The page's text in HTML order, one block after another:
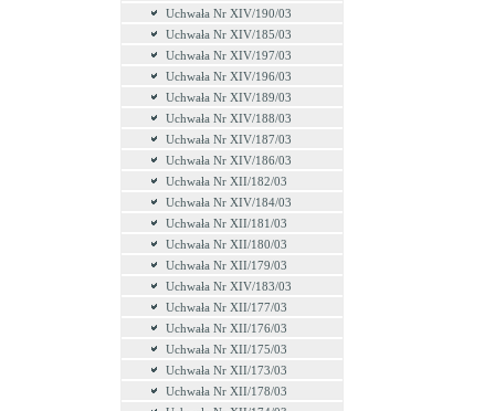
Uchwała Nr XIV/190/03
Uchwała Nr XIV/185/03
Uchwała Nr XIV/197/03
Uchwała Nr XIV/196/03
Uchwała Nr XIV/189/03
Uchwała Nr XIV/188/03
Uchwała Nr XIV/187/03
Uchwała Nr XIV/186/03
Uchwała Nr XII/182/03
Uchwała Nr XIV/184/03
Uchwała Nr XII/181/03
Uchwała Nr XII/180/03
Uchwała Nr XII/179/03
Uchwała Nr XIV/183/03
Uchwała Nr XII/177/03
Uchwała Nr XII/176/03
Uchwała Nr XII/175/03
Uchwała Nr XII/173/03
Uchwała Nr XII/178/03